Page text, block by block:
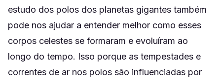
estudo dos polos dos planetas gigantes também
pode nos ajudar a entender melhor como esses
corpos celestes se formaram e evoluíram ao
longo do tempo. Isso porque as tempestades e
correntes de ar nos polos são influenciadas por